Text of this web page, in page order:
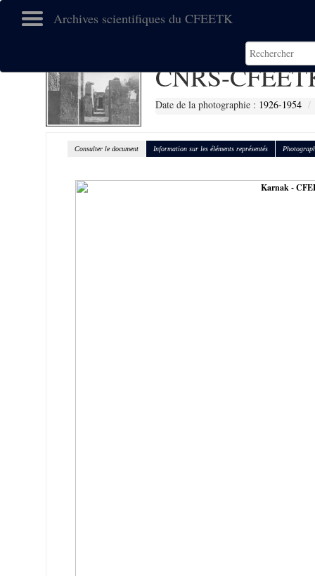
Archives scientifiques du CFEETK
CNRS-
Date de la photographie : 1926-1954
Consulter le document Information sur les éléments représentés